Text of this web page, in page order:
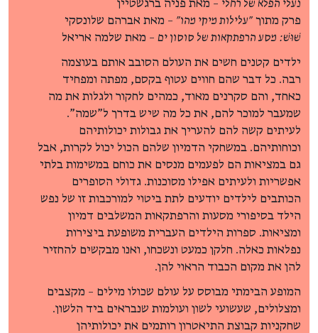
נעלי הפלא של רחלי – מאת פניה ברגשטיין
פרק מתוך "עלילות מיקי מהו" – מאת אברהם שלונסקי
שׁוּשׁ: מסע הרפתקאות של סוסון ים – מאת שלמה אריאל
ילדים קטנים חשים את העולם הסובב אותם בעוצמה
רבה. כל דבר שהם חווים עטוף בקסם, מפתה ומפחיד
כאחד, והם סקרנים מאוד, כמהים לחקור ולגלות את מה
שמעבר למוכר להם, את כל מה שיש בדרך ל"שמה".
לעיתים קשה להם להעריך את גבולות יכולותיהם
וכוחותיהם. במשחקי הדמיון שלהם הכול יכול לקרות, אבל
גם במציאות הם לפעמים מנסים את כוחם במשימות בלתי
אפשריות ולעיתים אפילו מסוכנות. גדולי הסופרים
הכותבים לילדים יודעים לתת ביטוי למורכבות זו של נפש
הילד בסיפורי מסעות והרפתקאות המשלבים דמיון
ומציאות. ספרות הילדים העברית משופעת ביצירות
נפלאות כאלה. חלקן כמעט ונשכחו, ואנו מבקשים להחזיר
להן את מקום הכבוד הראוי להן.
המופע הבימתי מבוסס על עולם שכולו מילים – מקצבים
ומצלולים, שעשועי לשון ועולמות שנבראים ביד הלשון.
שחקניות קבוצת התיאטרון רותמים את יכולותיהן